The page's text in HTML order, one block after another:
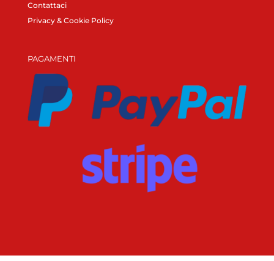
Contattaci
Privacy & Cookie Policy
PAGAMENTI